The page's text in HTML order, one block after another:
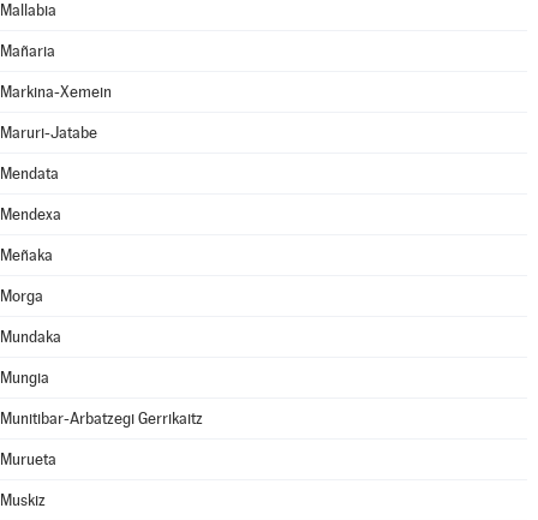
Mallabia
Mañaria
Markina-Xemein
Maruri-Jatabe
Mendata
Mendexa
Meñaka
Morga
Mundaka
Mungia
Munitibar-Arbatzegi Gerrikaitz
Murueta
Muskiz